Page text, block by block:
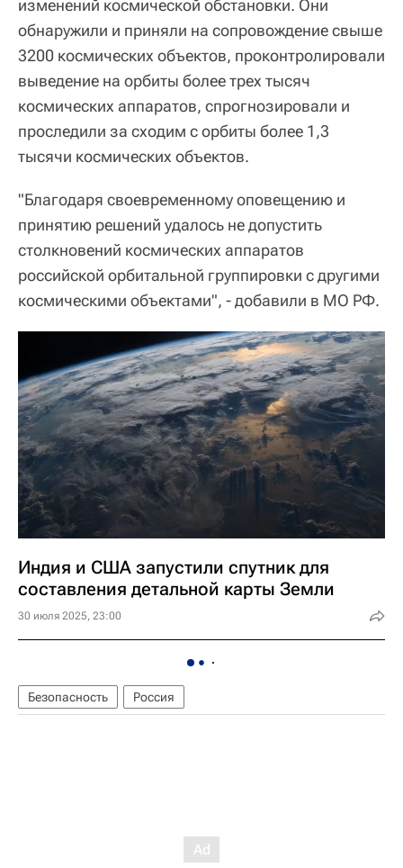
изменений космической обстановки. Они
обнаружили и приняли на сопровождение свыше
3200 космических объектов, проконтролировали
выведение на орбиты более трех тысяч
космических аппаратов, спрогнозировали и
проследили за сходим с орбиты более 1,3
тысячи космических объектов.
"Благодаря своевременному оповещению и
принятию решений удалось не допустить
столкновений космических аппаратов
российской орбитальной группировки с другими
космическими объектами", - добавили в МО РФ.
Индия и США запустили спутник для
составления детальной карты Земли
30 июля 2025, 23:00
Безопасность Россия